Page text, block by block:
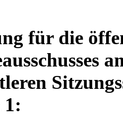
für die